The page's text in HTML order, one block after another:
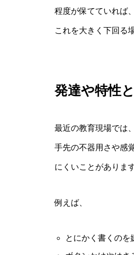
程度が保てていれば
これを大きく下回る
発達や特性
最近の教育現場では
手先の不器用さや感
にくいことがあります
例えば、
とにかく書くのを